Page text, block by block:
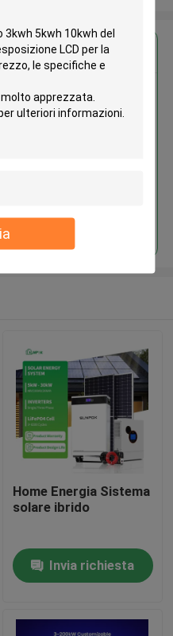
prezzo per
3kwh 5kwh
sistema solare
Home Energia Sistema
solare ibrido
Invia richiesta